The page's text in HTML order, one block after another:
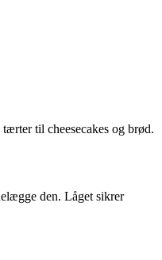
til cheesecakes og brød.
den. Låget sikrer